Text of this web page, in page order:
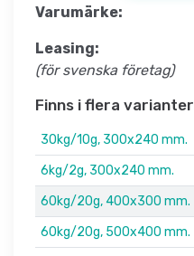
Varumärke:
Leasing:
(för svenska företag)
Finns i flera varianter
30kg/10g, 300x240 mm.
6kg/2g, 300x240 mm.
60kg/20g, 400x300 mm.
60kg/20g, 500x400 mm.